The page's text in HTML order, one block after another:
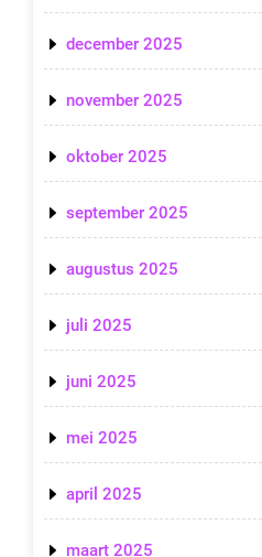
december 2025
november 2025
oktober 2025
september 2025
augustus 2025
juli 2025
juni 2025
mei 2025
april 2025
maart 2025